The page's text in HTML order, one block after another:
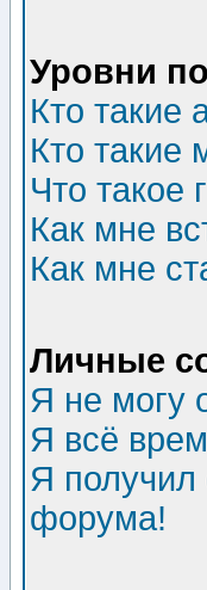
Уровни
Кто такие
Кто такие
Что такое
Как мне
Как мне
Личные
Я не могу
Я всё
Я получил
форума!